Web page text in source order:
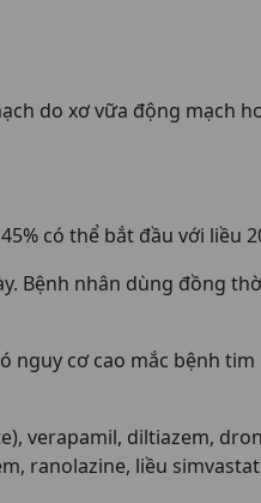
do xơ vữa động mạch
có thể bắt đầu với liều
Bệnh nhân dùng đồng
cơ cao mắc bệnh
verapamil, diltiazem,
ranolazine, liều